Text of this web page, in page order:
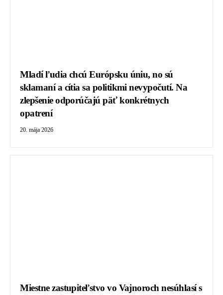
Mladí ľudia chcú Európsku úniu, no sú
sklamaní a cítia sa politikmi nevypočutí. Na
zlepšenie odporúčajú päť konkrétnych
opatrení
20. mája 2026
Miestne zastupiteľstvo vo Vajnoroch nesúhlasí s